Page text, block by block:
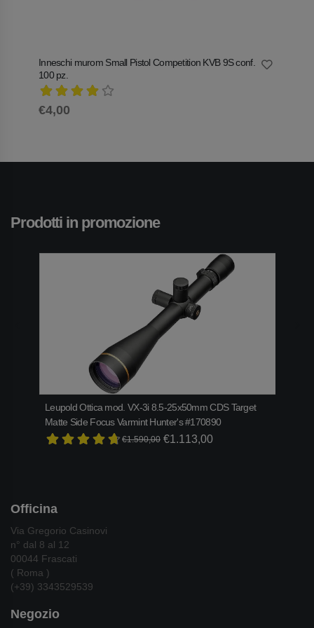
Inneschi murom Small Pistol Competition KVB 9S conf.
100 pz.
€4,00
Prodotti in promozione
Leupold Ottica mod. VX-3i 8.5-25x50mm CDS Target
Matte Side Focus Varmint Hunter's #170890
€1.113,00
€1.590,00
Officina
Via Gregorio Casinovi
n° dal 8 al 12
00044 Frascati
( Roma )
(+39) 3343529539
Negozio